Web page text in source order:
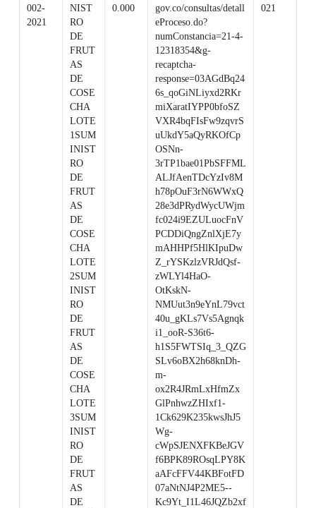
002-
2021
NIST
RO
DE
FRUT
AS
DE
COSE
CHA
LOTE
1SUM
INIST
RO
DE
FRUT
AS
DE
COSE
CHA
LOTE
2SUM
INIST
RO
DE
FRUT
AS
DE
COSE
CHA
LOTE
3SUM
INIST
RO
DE
FRUT
AS
DE
0.000
gov.co/consultas/detall
eProceso.do?
numConstancia=21-4-
12318354&g-
recaptcha-
response=03AGdBq24
6s_qoGiNLiyxd2RKr
miXaratIYPP0bfoSZ
VXR4bqFIsFw9zqvrS
uUkdY5aQyRKOfCp
OSNn-
3rTP1bae01PbSFFML
ALJfAenTDcYzIv8M
h78pOuF3rN6WWxQ
28e3dPRydWycUWjm
fc024i9EZULuocFnV
PCDDiQngZnlXjE7y
mAHHPf5HlKIpuDw
Z_rYSKzlzVRJdQsf-
zWLYl4HaO-
OtKskN-
NMUut3n9eYnL79vct
40u_gKLs7Vs5Agnqk
i1_ooR-S36t6-
h1S5FWTSIq_3_QZG
SLv6oBX2h68knDh-
m-
ox2R4JRmLxHfmZx
GlPnhwzZHIxf1-
1Ck629K235kwsJhJ5
Wg-
cWpSJENXFKBeJGV
f6BPK89ROsqLPY8K
aAFcFFV44KBFotFD
07aNtNJ4P2ME5--
Kc9Yt_I1L46JQZb2xf
021